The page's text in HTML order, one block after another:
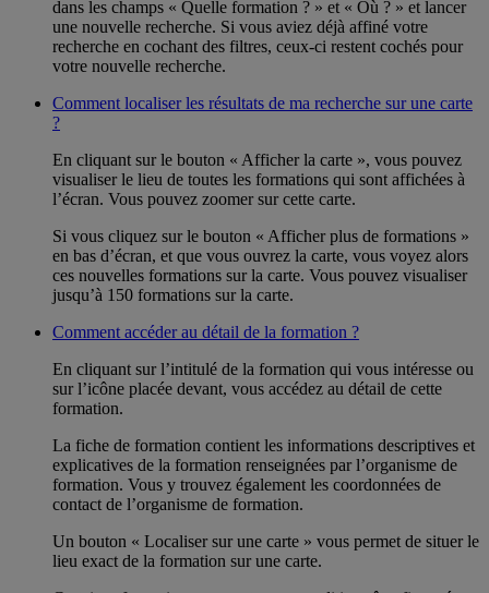
dans les champs « Quelle formation ? » et « Où ? » et lancer
une nouvelle recherche. Si vous aviez déjà affiné votre
recherche en cochant des filtres, ceux-ci restent cochés pour
votre nouvelle recherche.
Comment localiser les résultats de ma recherche sur une carte
?
En cliquant sur le bouton « Afficher la carte », vous pouvez
visualiser le lieu de toutes les formations qui sont affichées à
l’écran. Vous pouvez zoomer sur cette carte.
Si vous cliquez sur le bouton « Afficher plus de formations »
en bas d’écran, et que vous ouvrez la carte, vous voyez alors
ces nouvelles formations sur la carte. Vous pouvez visualiser
jusqu’à 150 formations sur la carte.
Comment accéder au détail de la formation ?
En cliquant sur l’intitulé de la formation qui vous intéresse ou
sur l’icône placée devant, vous accédez au détail de cette
formation.
La fiche de formation contient les informations descriptives et
explicatives de la formation renseignées par l’organisme de
formation. Vous y trouvez également les coordonnées de
contact de l’organisme de formation.
Un bouton « Localiser sur une carte » vous permet de situer le
lieu exact de la formation sur une carte.